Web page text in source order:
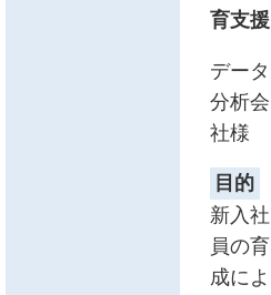
育支援
データ
分析会
社様
目的
新入社
員の育
成によ